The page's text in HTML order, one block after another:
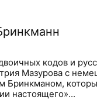
кодов и
Мазурова с
Бринкманом,
настоящего»...